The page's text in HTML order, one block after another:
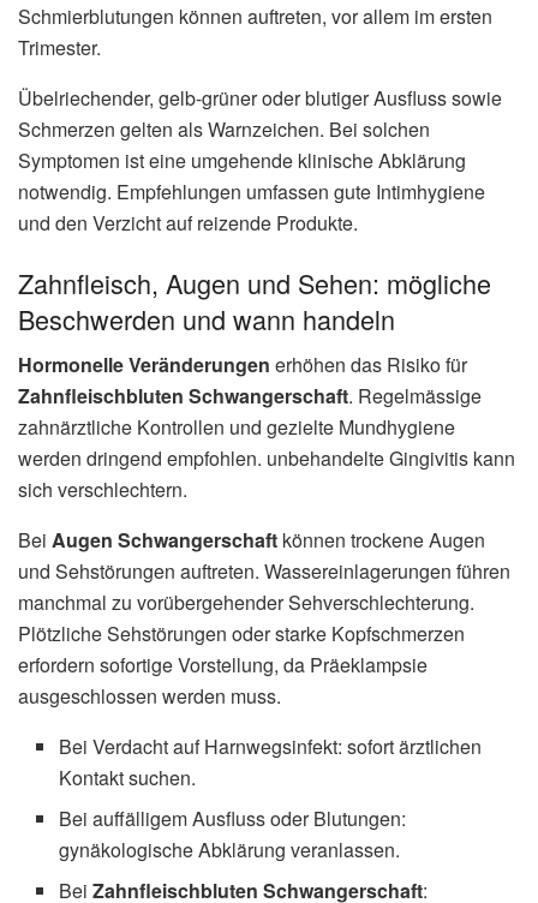
Schmierblutungen können auftreten, vor allem im ersten
Trimester.
Übelriechender, gelb-grüner oder blutiger Ausfluss sowie
Schmerzen gelten als Warnzeichen. Bei solchen
Symptomen ist eine umgehende klinische Abklärung
notwendig. Empfehlungen umfassen gute Intimhygiene
und den Verzicht auf reizende Produkte.
Zahnfleisch, Augen und Sehen: mögliche
Beschwerden und wann handeln
Hormonelle Veränderungen erhöhen das Risiko für
Zahnfleischbluten Schwangerschaft. Regelmässige
zahnärztliche Kontrollen und gezielte Mundhygiene
werden dringend empfohlen. unbehandelte Gingivitis kann
sich verschlechtern.
Bei Augen Schwangerschaft können trockene Augen
und Sehstörungen auftreten. Wassereinlagerungen führen
manchmal zu vorübergehender Sehverschlechterung.
Plötzliche Sehstörungen oder starke Kopfschmerzen
erfordern sofortige Vorstellung, da Präeklampsie
ausgeschlossen werden muss.
Bei Verdacht auf Harnwegsinfekt: sofort ärztlichen
Kontakt suchen.
Bei auffälligem Ausfluss oder Blutungen:
gynäkologische Abklärung veranlassen.
BeiZahnfleischbluten Schwangerschaft: